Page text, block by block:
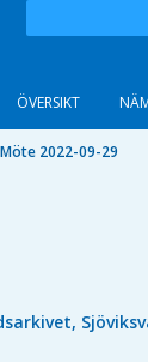
ÖVERSIKT
Möte 2022-09-29